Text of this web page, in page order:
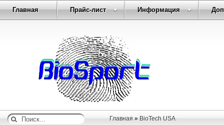
Главная Прайс-лист Информация
Главная » BioTech USA